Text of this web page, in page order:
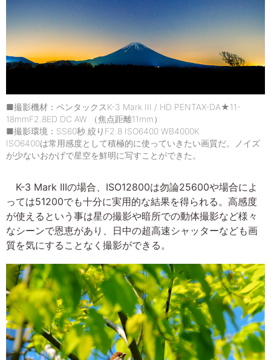
■撮影機材：ペンタックスK-3 Mark III / HD PENTAX-DA★11-
18mmF2.8ED DC AW （焦点距離11mm）
■撮影環境：SS60秒 絞りF2.8 ISO6400 WB4000K
ISO6400は常用感度として積極的に使っていきたい画質だ。ノイズ
が少ないおかげで星空を鮮明に写すことができた。
K-3 Mark IIIの場合、ISO12800は勿論25600や場合によ
っては51200でも十分に実用的な結果を得られる。高感度
が使えるという事は星の撮影や暗所での動体撮影など様々
なシーンで恩恵があり、日中の超高速シャッターなども画
質を気にすることなく撮影ができる。